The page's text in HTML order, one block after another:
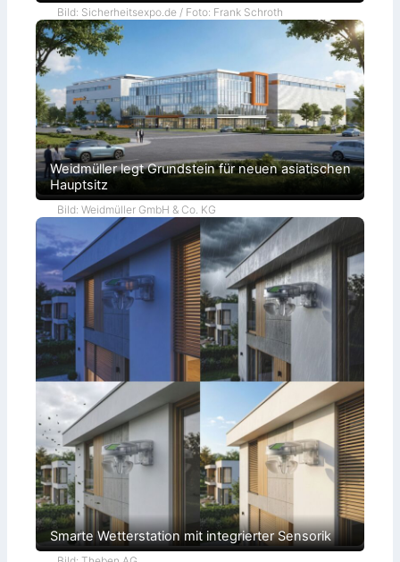
Bild: Sicherheitsexpo.de / Foto: Frank Schroth
Weidmüller legt Grundstein für neuen asiatischen
Hauptsitz
Bild: Weidmüller GmbH & Co. KG
Smarte Wetterstation mit integrierter Sensorik